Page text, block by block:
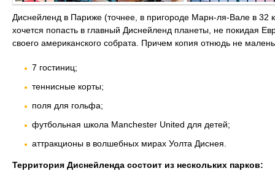
Диснейленд в Париже (точнее, в пригороде Марн-ля-Вале в 32
хочется попасть в главный Диснейленд планеты, не покидая
своего американского собрата. Причем копия отнюдь не
7 гостиниц;
теннисные корты;
поля для гольфа;
футбольная школа Manchester United для детей;
аттракционы в волшебных мирах Уолта Диснея.
Территория Диснейленда состоит из нескольких парков: